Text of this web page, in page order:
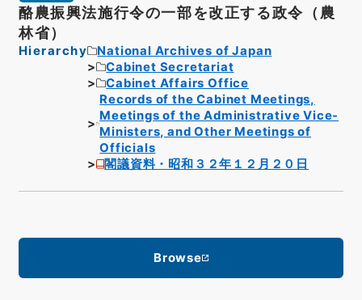
酪農振興法施行令の一部を改正する政令（農
林省）
Hierarchy
National Archives of Japan
Cabinet Secretariat
Cabinet Affairs Office
Records of the Cabinet Meetings,
Meetings of the Administrative Vice-
Ministers, and Other Meetings of
Officials
閣議資料・昭和３２年１２月２０日
Browse